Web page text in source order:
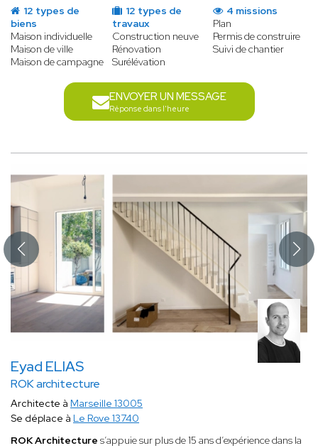
12 types de
biens
Maison individuelle
Maison de ville
Maison de campagne
12 types de
travaux
Construction neuve
Rénovation
Surélévation
4 missions
Plan
Permis de construire
Suivi de chantier
ENVOYER UN MESSAGE
Réponse dans l'heure
Eyad ELIAS
ROK architecture
Architecte à Marseille 13005
Se déplace à Le Rove 13740
ROK Architecture s’appuie sur plus de 15 ans d’expérience dans la